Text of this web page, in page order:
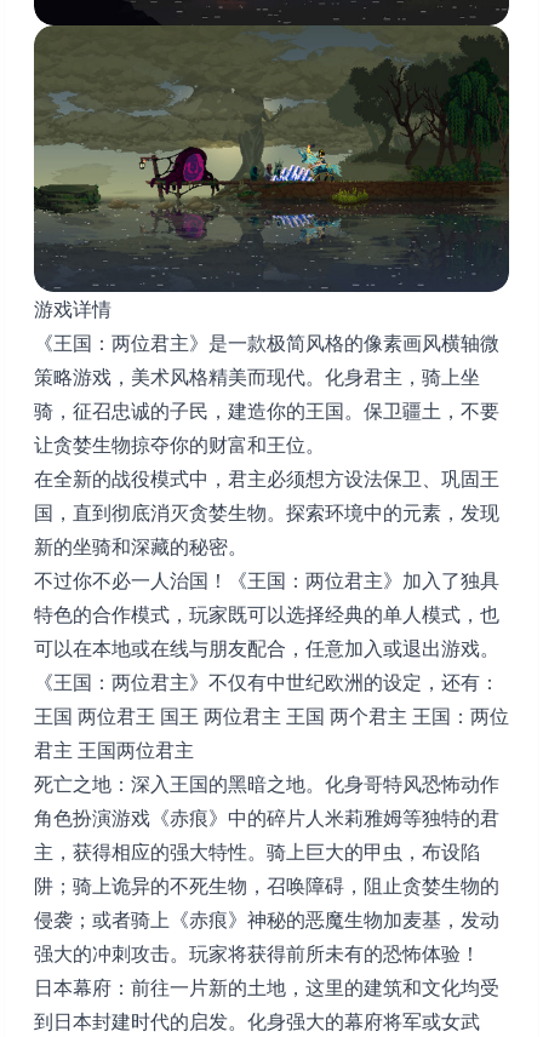
游戏详情
《王国：两位君主》是一款极简风格的像素画风横轴微
策略游戏，美术风格精美而现代。化身君主，骑上坐
骑，征召忠诚的子民，建造你的王国。保卫疆土，不要
让贪婪生物掠夺你的财富和王位。
在全新的战役模式中，君主必须想方设法保卫、巩固王
国，直到彻底消灭贪婪生物。探索环境中的元素，发现
新的坐骑和深藏的秘密。
不过你不必一人治国！《王国：两位君主》加入了独具
特色的合作模式，玩家既可以选择经典的单人模式，也
可以在本地或在线与朋友配合，任意加入或退出游戏。
《王国：两位君主》不仅有中世纪欧洲的设定，还有：
王国 两位君王 国王 两位君主 王国 两个君主 王国：两位
君主 王国两位君主
死亡之地：深入王国的黑暗之地。化身哥特风恐怖动作
角色扮演游戏《赤痕》中的碎片人米莉雅姆等独特的君
主，获得相应的强大特性。骑上巨大的甲虫，布设陷
阱；骑上诡异的不死生物，召唤障碍，阻止贪婪生物的
侵袭；或者骑上《赤痕》神秘的恶魔生物加麦基，发动
强大的冲刺攻击。玩家将获得前所未有的恐怖体验！
日本幕府：前往一片新的土地，这里的建筑和文化均受
到日本封建时代的启发。化身强大的幕府将军或女武